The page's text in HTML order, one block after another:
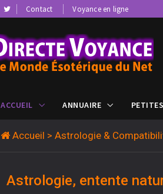
Contact Voyance en ligne
ACCUEIL ANNUAIRE
Accueil > Astrologie &
Astrologie, entente